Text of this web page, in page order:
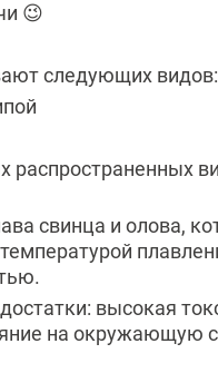
😉
следующих видов:
распространенных
свинца и олова,
высокая
на окружающую